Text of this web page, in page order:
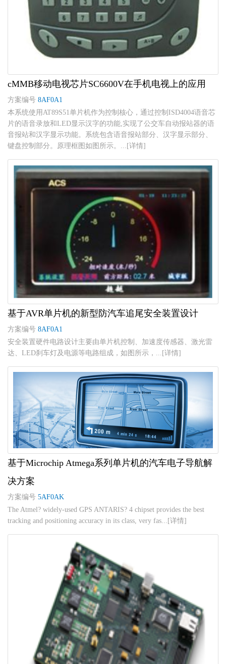
cMMB移动电视芯片SC6600V在手机电视上的应用
方案编号 8AF0A1
本系统使用AT89S51单片机作为控制核心，通过控制ISD4004语音芯
片的语音录放和LED显示汉字的功能,实现了公交车自动报站器的语
音报站和汉字显示功能。系统包含语音报站部分、汉字显示部分、
键盘控制部分。原理框图如图所示。...[详情]
基于AVR单片机的新型防汽车追尾安全装置设计
方案编号 8AF0A1
安全装置硬件电路设计主要由单片机控制、加速度传感器、激光雷
达、LED刹车灯及电源等电路组成，如图所示，...[详情]
基于Microchip Atmega系列单片机的汽车电子导航解
决方案
方案编号 5AF0AK
The Atmel? widely-used GPS ANTARIS? 4 chipset provides the best
tracking and positioning accuracy in its class, very fas...[详情]